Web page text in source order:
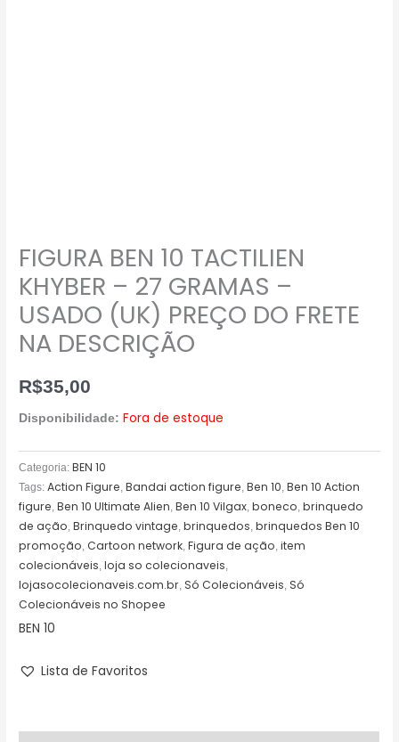
FIGURA BEN 10 TACTILIEN
KHYBER – 27 GRAMAS –
USADO (UK) PREÇO DO FRETE
NA DESCRIÇÃO
R$35,00
Disponibilidade: Fora de estoque
Categoria:BEN 10
Tags: Action Figure ,Bandai action figure ,Ben 10 ,Ben 10 Action
figure ,Ben 10 Ultimate Alien ,Ben 10 Vilgax ,boneco ,brinquedo
de ação ,Brinquedo vintage ,brinquedos ,brinquedos Ben 10
promoção ,Cartoon network ,Figura de ação ,item
colecionáveis ,loja so colecionaveis
lojasocolecionaveis.com.br ,Só Colecionáveis ,Só
Colecionáveis no Shopee
BEN 10
Lista de Favoritos